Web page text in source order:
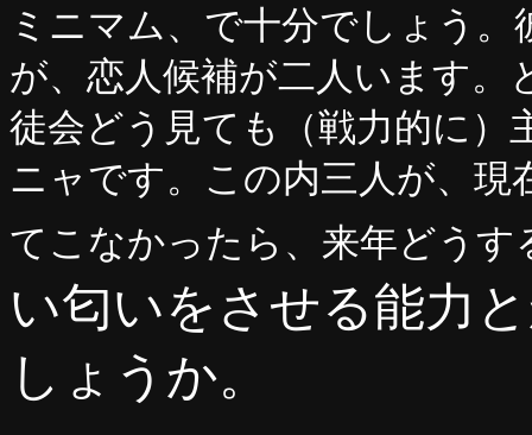
ミニマム、で十分でしょう
が、恋人候補が二人います
徒会どう見ても（戦力的に）
ニャです。この内三人が、現
てこなかったら、来年どう
い匂いをさせる能力
しょうか。